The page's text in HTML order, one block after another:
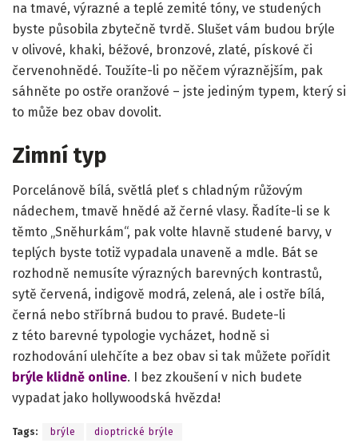
na tmavé, výrazné a teplé zemité tóny, ve studených
byste působila zbytečně tvrdě. Slušet vám budou brýle
v olivové, khaki, béžové, bronzové, zlaté, pískové či
červenohnědé. Toužíte-li po něčem výraznějším, pak
sáhněte po ostře oranžové – jste jediným typem, který si
to může bez obav dovolit.
Zimní typ
Porcelánově bílá, světlá pleť s chladným růžovým
nádechem, tmavě hnědé až černé vlasy. Řadíte-li se k
těmto „Sněhurkám“, pak volte hlavně studené barvy, v
teplých byste totiž vypadala unaveně a mdle. Bát se
rozhodně nemusíte výrazných barevných kontrastů,
sytě červená, indigově modrá, zelená, ale i ostře bílá,
černá nebo stříbrná budou to pravé. Budete-li
z této barevné typologie vycházet, hodně si
rozhodování ulehčíte a bez obav si tak můžete pořídit
brýle klidně online. I bez zkoušení v nich budete
vypadat jako hollywoodská hvězda!
Tags: brýle dioptrické brýle